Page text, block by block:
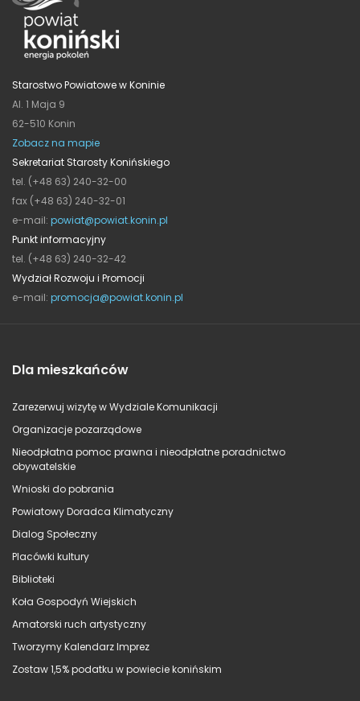
Starostwo Powiatowe w Koninie
Al. 1 Maja 9
62-510 Konin
Zobacz na mapie
Sekretariat Starosty Konińskiego
tel. (+48 63) 240-32-00
fax (+48 63) 240-32-01
e-mail: powiat@powiat.konin.pl
Punkt informacyjny
tel. (+48 63) 240-32-42
Wydział Rozwoju i Promocji
e-mail: promocja@powiat.konin.pl
Dla mieszkańców
Zarezerwuj wizytę w Wydziale Komunikacji
Organizacje pozarządowe
Nieodpłatna pomoc prawna i nieodpłatne poradnictwo
obywatelskie
Wnioski do pobrania
Powiatowy Doradca Klimatyczny
Dialog Społeczny
Placówki kultury
Biblioteki
Koła Gospodyń Wiejskich
Amatorski ruch artystyczny
Tworzymy Kalendarz Imprez
Zostaw 1,5% podatku w powiecie konińskim